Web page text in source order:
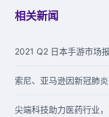
相关新闻
2021 Q2 日本手游市场
索尼、亚马逊因新冠肺
尖端科技助力医药行业